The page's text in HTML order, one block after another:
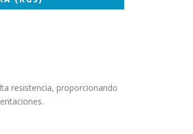
resistencia, proporcionando